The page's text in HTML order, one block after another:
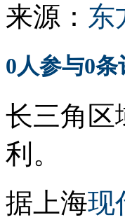
来源： 东
0人参与0条
长三角区
利。
据上海现